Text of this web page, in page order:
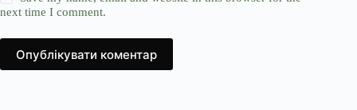
next time I comment.
Опублікувати коментар